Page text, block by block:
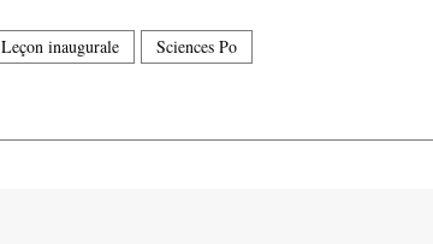
Leçon inaugurale Sciences Po